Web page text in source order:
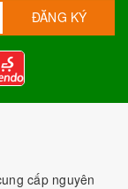
ĐĂNG KÝ
cấp nguyên